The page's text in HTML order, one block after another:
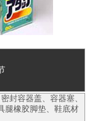
封容器盖、容器塞、
腿橡胶脚垫、鞋底材